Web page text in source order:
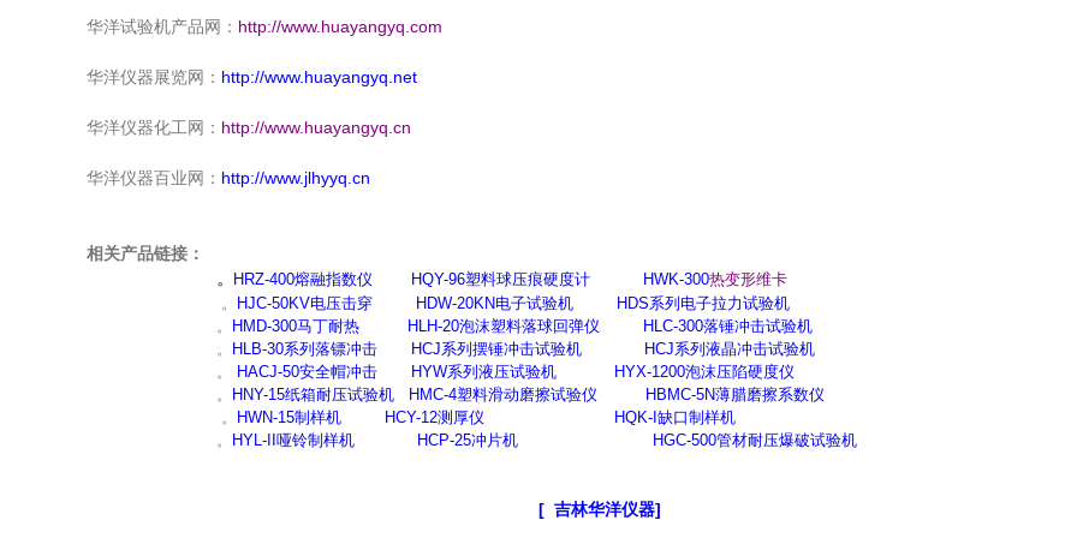
华洋试验机产品网： http://www.huayangyq.com
华洋仪器展览网： http://www.huayangyq.net
华洋仪器化工网： http://www.huayangyq.cn
华洋仪器百业网： http://www.jlhyyq.cn
相关产品链接：
。
HRZ-400熔融指数仪 HQY-96塑料球压痕硬度计 HWK-300热变形维卡
。
HJC-50KV电压击穿 HDW-20KN电子试验机 HDS系列电子拉力试验机
。
HMD-300马丁耐热 HLH-20泡沫塑料落球回弹仪 HLC-300落锤冲击试验机
。
HLB-30系列落镖冲击 HCJ系列摆锤冲击试验机 HCJ系列液晶冲击试验机
。
HACJ-50安全帽冲击 HYW系列液压试验机 HYX-1200泡沫压陷硬度仪
。
HNY-15纸箱耐压试验机 HMC-4塑料滑动磨擦试验仪 HBMC-5N薄腊磨擦系数仪
。
HWN-15制样机 HCY-12测厚仪 HQK-I 缺口制样机
。
HYL-II 哑铃制样机 HCP-25冲片机 HGC-500管材耐压爆破试验机
[ 吉林华洋仪器]